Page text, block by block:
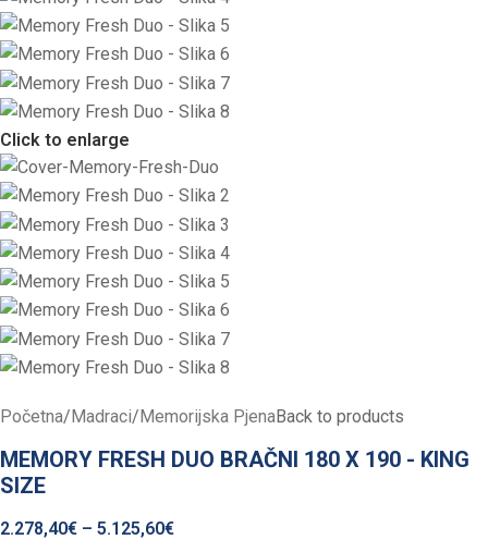
Click to enlarge
Početna/Madraci/Memorijska PjenaBack to products
MEMORY FRESH DUO BRAČNI 180 X 190 - KING
SIZE
2.278,40€ – 5.125,60€